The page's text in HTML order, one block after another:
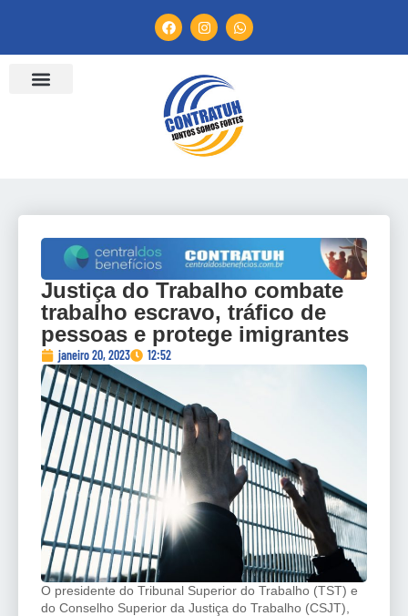
Justiça do Trabalho combate
trabalho escravo, tráfico de
pessoas e protege imigrantes
janeiro 20, 2023 12:52
O presidente do Tribunal Superior do Trabalho (TST) e
do Conselho Superior da Justiça do Trabalho (CSJT),